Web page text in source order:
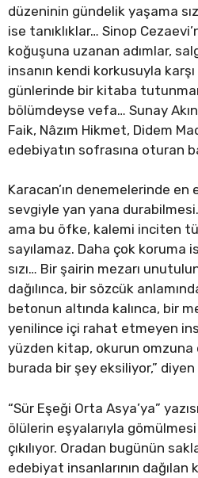
düzeninin gündelik yaşama
ise tanıklıklar… Sinop
koğuşuna uzanan adımlar,
insanın kendi korkusuyla karşı
günlerinde bir kitaba
bölümdeyse vefa… Sunay
Faik, Nâzım Hikmet, Didem
edebiyatın sofrasına oturan
Karacan’ın denemelerinde
sevgiyle yan yana
ama bu öfke, kalemi inciten
sayılamaz. Daha çok koruma
sızı… Bir şairin mezarı
dağılınca, bir sözcük
betonun altında kalınca, bir
yenilince içi rahat etmeyen
yüzden kitap, okurun omzuna
burada bir şey eksiliyor,”
“Sür Eşeği Orta Asya’ya”
ölülerin eşyalarıyla
çıkılıyor. Oradan bugünün
edebiyat insanlarının dağılan